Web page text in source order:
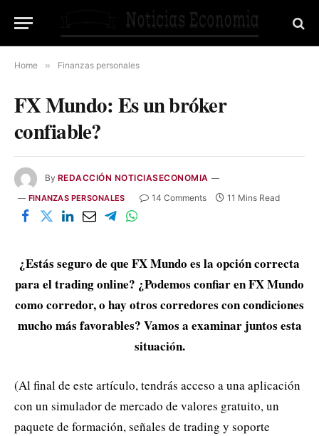
Home » Finanzas personales
FX Mundo: Es un bróker
confiable?
By REDACCIÓN NOTICIASECONOMIA
FINANZAS PERSONALES 14 Comments 11 Mins Read
¿Estás seguro de que FX Mundo es la opción correcta
para el trading online? ¿Podemos confiar en FX Mundo
como corredor, o hay otros corredores con condiciones
mucho más favorables? Vamos a examinar juntos esta
situación.
(Al final de este artículo, tendrás acceso a una aplicación
con un simulador de mercado de valores gratuito, un
paquete de formación, señales de trading y soporte